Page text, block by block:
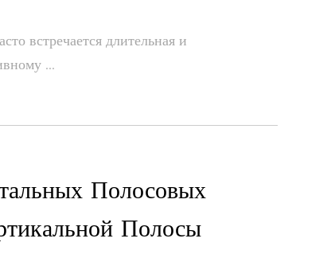
встречается длительная и
...
Полосовых
Полосы